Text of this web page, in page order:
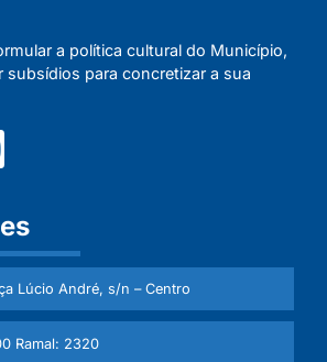
a política cultural do Município,
subsídios para concretizar a sua
Lúcio André, s/n – Centro
Ramal: 2320